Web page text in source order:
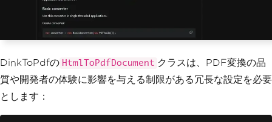
DinkToPdfの HtmlToPdfDocument クラスは、PDF変換の品
質や開発者の体験に影響を与える制限がある冗長な設定を必要
とします：